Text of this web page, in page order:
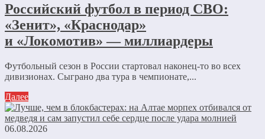
Российский футбол в период СВО:
«Зенит», «Краснодар»
и «Локомотив» — миллиардеры
Футбольный сезон в России стартовал наконец-то во всех
дивизионах. Сыграно два тура в чемпионате,...
Далее
06.08.2026